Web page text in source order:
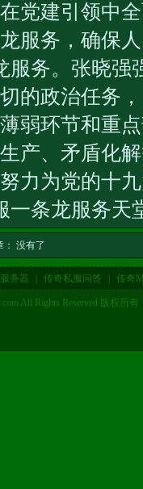
党建引领中
服务 ，确保
服务。张晓强
的政治任务
弱环节和重
产、矛盾化
力为党的十
一条龙服务天
： 没有了
务器 传奇私服问答 传奇
All Rights Reserved 版权